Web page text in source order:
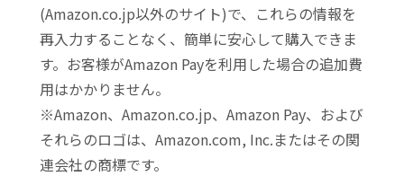
(Amazon.co.jp以外のサイト)で、これらの情報を
再入力することなく、簡単に安心して購入できま
す。お客様がAmazon Payを利用した場合の追加費
用はかかりません。
※Amazon、Amazon.co.jp、Amazon Pay、および
それらのロゴは、Amazon.com, Inc.またはその関
連会社の商標です。